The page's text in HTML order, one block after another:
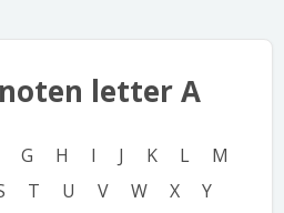
Help
letter A
G H I J K L
M
T U V W X
Y